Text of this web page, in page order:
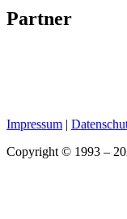
Partner
Impressum |
Copyright © 1993 –